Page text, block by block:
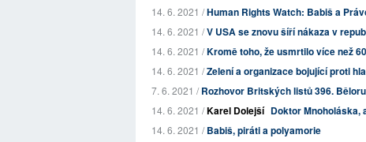
14. 6. 2021 /Human Rights Watch: Babiš a
14. 6. 2021 /V USA se znovu šíří nákaza v
14. 6. 2021 /Kromě toho, že usmrtilo více než
14. 6. 2021 /Zelení a organizace bojující proti
7. 6. 2021 /Rozhovor Britských listů 396.
14. 6. 2021 /Karel Dolejší Doktor Mnoholáska,
14. 6. 2021 /Babiš, piráti a polyamorie